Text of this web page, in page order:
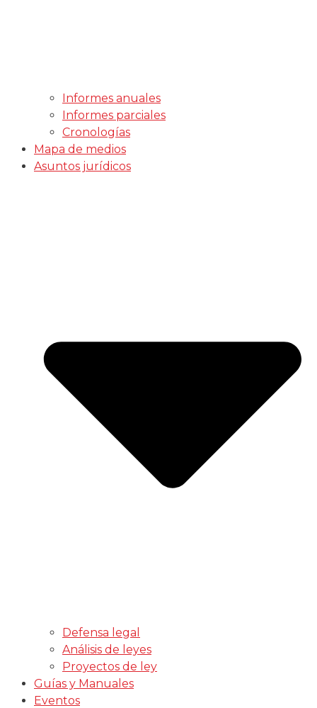
Informes anuales
Informes parciales
Cronologías
Mapa de medios
Asuntos jurídicos
Defensa legal
Análisis de leyes
Proyectos de ley
Guías y Manuales
Eventos